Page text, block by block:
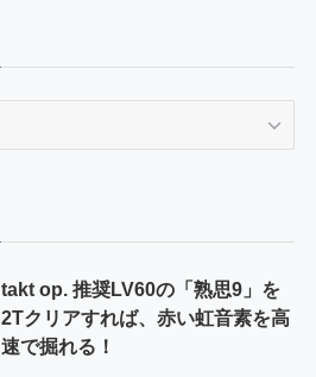
takt op. 推奨LV60の「熟思9」を
2Tクリアすれば、赤い虹音素を高
速で掘れる！